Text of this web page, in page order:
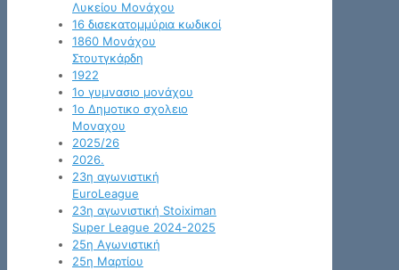
Λυκείου Μονάχου
16 δισεκατομμύρια κωδικοί
1860 Μονάχου
Στουτγκάρδη
1922
1ο γυμνασιο μονάχου
1ο Δημοτικο σχολειο
Μοναχου
2025/26
2026.
23η αγωνιστική
EuroLeague
23η αγωνιστική Stoiximan
Super League 2024-2025
25η Αγωνιστική
25η Μαρτίου